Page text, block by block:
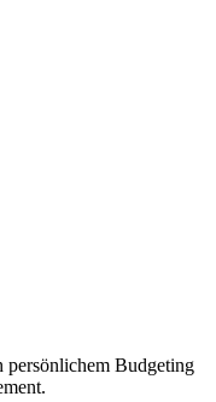
persönlichem Budgeting